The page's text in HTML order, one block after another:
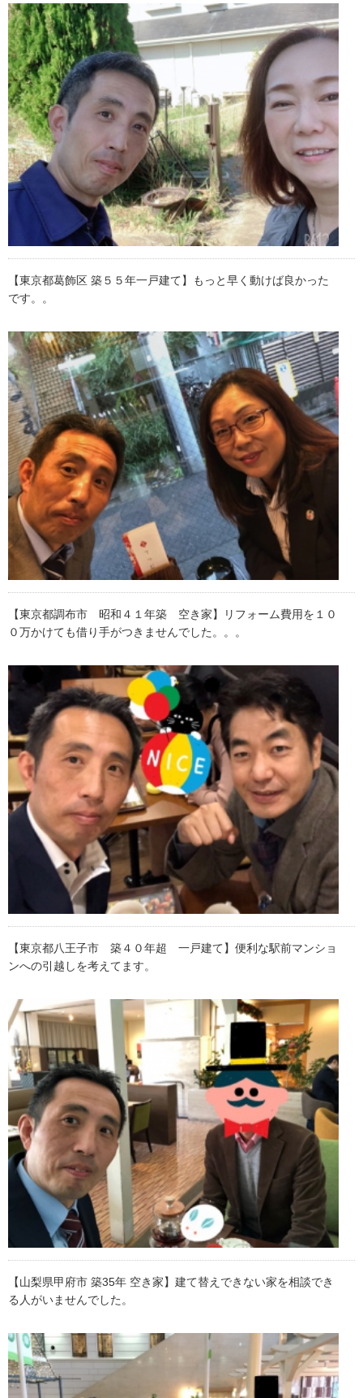
【東京都葛飾区 築５５年一戸建て】もっと早く動けば良かった
です。。
【東京都調布市 昭和４１年築 空き家】リフォーム費用を１０
０万かけても借り手がつきませんでした。。。
【東京都八王子市 築４０年超 一戸建て】便利な駅前マンショ
ンへの引越しを考えてます。
【山梨県甲府市 築35年 空き家】建て替えできない家を相談でき
る人がいませんでした。